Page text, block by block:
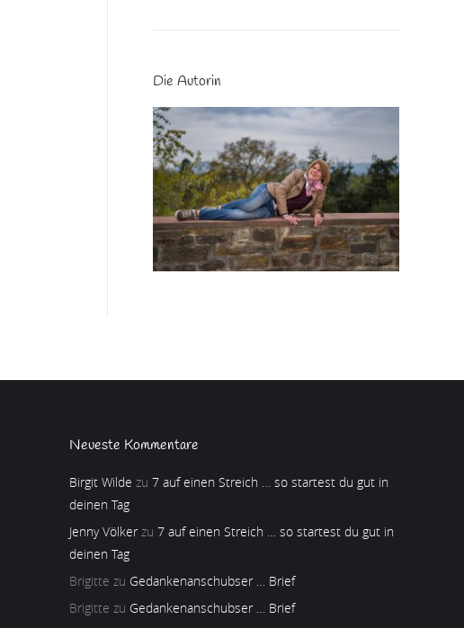
Die Autorin
Neueste Kommentare
Birgit Wilde zu7 auf einen Streich … so startest du gut in
deinen Tag
Jenny Völkerzu7 auf einen Streich … so startest du gut in
deinen Tag
Brigitte zu Gedankenanschubser … Brief
Brigitte zu Gedankenanschubser … Brief